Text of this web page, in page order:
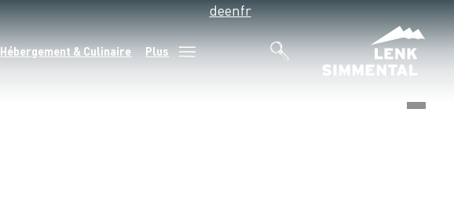
Hébergement & Culinaire Plus
deenfr